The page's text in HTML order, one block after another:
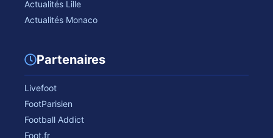
Actualités Lille
Actualités Monaco
Partenaires
Livefoot
FootParisien
Football Addict
Foot.fr